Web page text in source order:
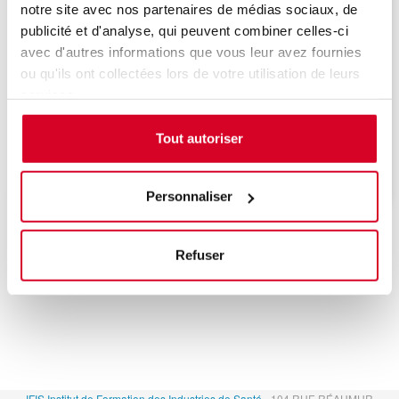
notre site avec nos partenaires de médias sociaux, de
publicité et d'analyse, qui peuvent combiner celles-ci
avec d'autres informations que vous leur avez fournies
ou qu'ils ont collectées lors de votre utilisation de leurs
Tout autoriser
Personnaliser
Refuser
Une date sera bientôt programmée, n'hésitez
prochaine session de formation.